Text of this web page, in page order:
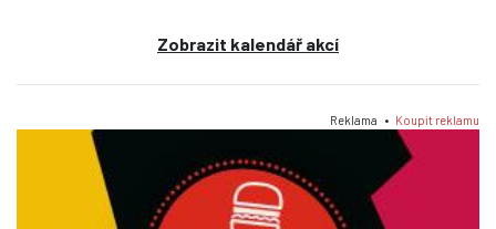
Zobrazit kalendář akcí
Reklama • Koupit reklamu